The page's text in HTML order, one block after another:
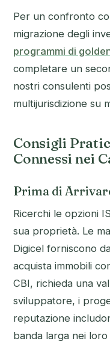
Per un confronto
migrazione degli
programmi di
completare un
nostri consulenti
multijurisdizione su
Consigli
Connessi nei
Prima di
Ricerchi le opzioni
sua proprietà. Le
Digicel forniscono
acquista immobili
CBI, richieda una
sviluppatore, i
reputazione
banda larga nei